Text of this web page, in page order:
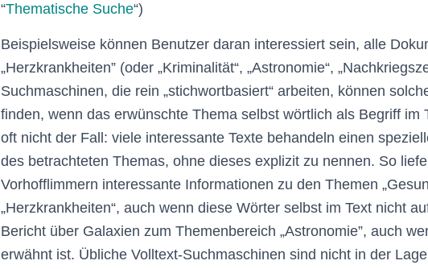
“Thematische Suche“)
Beispielsweise können Benutzer daran interessiert sein, alle
„Herzkrankheiten” (oder „Kriminalität“, „Astronomie“,
Suchmaschinen, die rein „stichwortbasiert“ arbeiten, können
finden, wenn das erwünschte Thema selbst wörtlich als Begriff im
oft nicht der Fall: viele interessante Texte behandeln einen
des betrachteten Themas, ohne dieses explizit zu nennen. So
Vorhofflimmern interessante Informationen zu den Themen
„Herzkrankheiten“, auch wenn diese Wörter selbst im Text nicht
Bericht über Galaxien zum Themenbereich „Astronomie”, auch
erwähnt ist. Übliche Volltext-Suchmaschinen sind nicht in der